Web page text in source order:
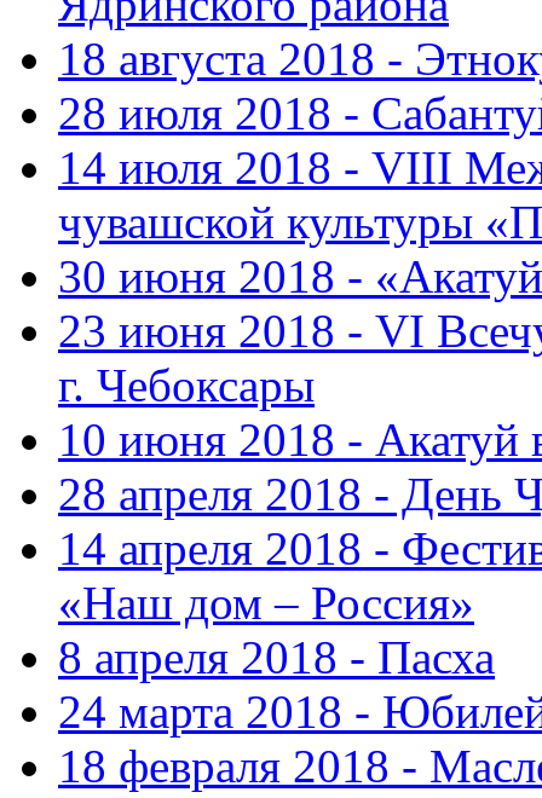
18 августа 2018 -
28 июля 2018 -
14 июля 2018 - VIII
чувашской культуры
30 июня 2018 -
23 июня 2018 - VI
г. Чебоксары
10 июня 2018 - Акатуй
28 апреля 2018 - День
14 апреля 2018 -
«Наш дом – Россия»
8 апреля 2018 - Пасха
24 марта 2018 -
18 февраля 2018 -